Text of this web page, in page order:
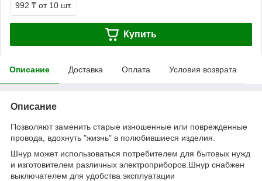
992 ₸ от 10 шт.
Купить
Описание Доставка Оплата Условия возврата
Описание
Позволяют заменить старые изношенные или поврежденные
провода, вдохнуть "жизнь" в полюбившиеся изделия.
Шнур может использоваться потребителем для бытовых нужд
и изготовителем различных электроприборов.Шнур снабжен
выключателем для удобства эксплуатации